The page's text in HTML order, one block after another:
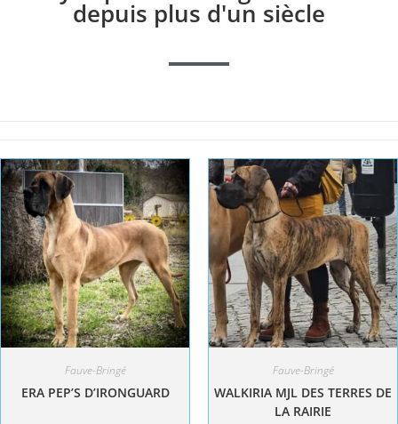
depuis plus d'un siècle
Fauve-Bringé
ERA PEP’S D’IRONGUARD
Fauve-Bringé
WALKIRIA MJL DES TERRES DE
LA RAIRIE